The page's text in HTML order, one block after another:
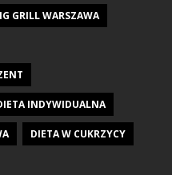
GRILL WARSZAWA
INDYWIDUALNA
DIETA W CUKRZYCY